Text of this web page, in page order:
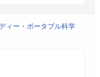
ィー・ポータブル科学